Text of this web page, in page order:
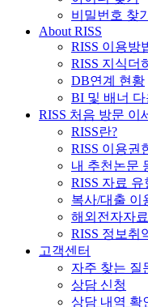
비밀번호 찾기
About RISS
RISS 이용방
RISS 지식더
DB연계 현황
BI 및 배너 다
RISS 처음 방문 이
RISS란?
RISS 이용권
내 추천논문
RISS 자료
복사/대출 이
해외전자자
RISS 정보취
고객센터
자주 찾는 질
상담 신청
상담 내역 확